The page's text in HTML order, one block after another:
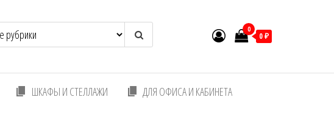
0
0 ₽
ШКАФЫ И СТЕЛЛАЖИ ДЛЯ ОФИСА И КАБИНЕТА